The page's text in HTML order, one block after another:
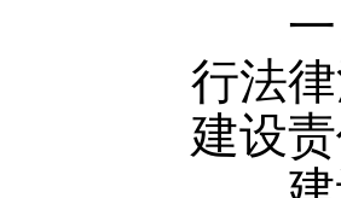
一、
行法
建设